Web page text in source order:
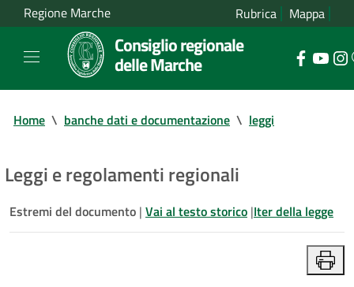
Regione Marche Rubrica Mappa
Consiglio regionale
delle Marche
Home \ banche dati e documentazione \ leggi
Leggi e regolamenti regionali
Estremi del documento | Vai al testo storico |Iter della legge